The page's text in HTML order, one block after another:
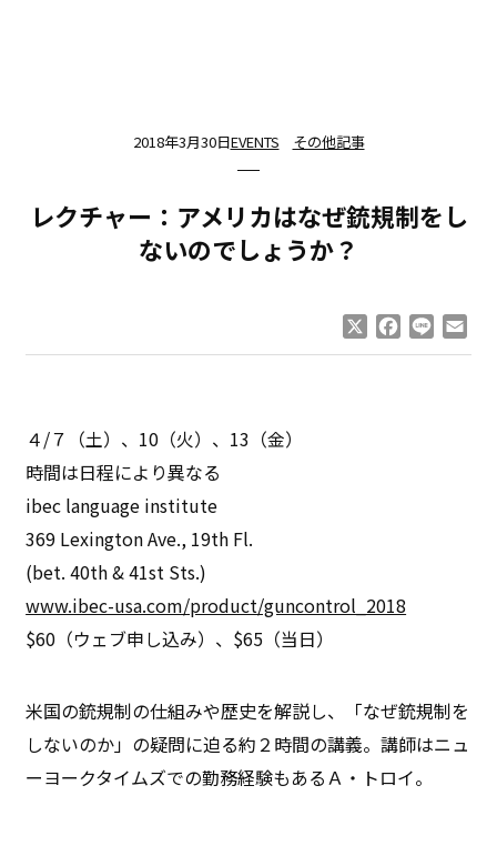
2018年3月30日EVENTS その他記事
レクチャー：アメリカはなぜ銃規制をし
ないのでしょうか？
Facebook
Line
４/７（土）、10（火）、13（金）
時間は日程により異なる
ibec language institute
369 Lexington Ave., 19th Fl.
(bet. 40th & 41st Sts.)
www.ibec-usa.com/product/guncontrol_2018
$60（ウェブ申し込み）、$65（当日）
米国の銃規制の仕組みや歴史を解説し、「なぜ銃規制を
しないのか」の疑問に迫る約２時間の講義。講師はニュ
ーヨークタイムズでの勤務経験もあるＡ・トロイ。